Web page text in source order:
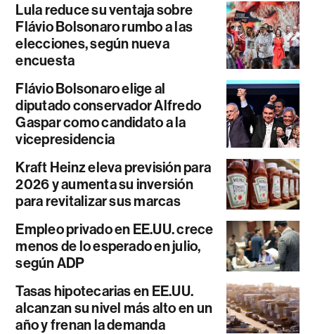
Lula reduce su ventaja sobre
Flávio Bolsonaro rumbo a las
elecciones, según nueva
encuesta
Flávio Bolsonaro elige al
diputado conservador Alfredo
Gaspar como candidato a la
vicepresidencia
Kraft Heinz eleva previsión para
2026 y aumenta su inversión
para revitalizar sus marcas
Empleo privado en EE.UU. crece
menos de lo esperado en julio,
según ADP
Tasas hipotecarias en EE.UU.
alcanzan su nivel más alto en un
año y frenan la demanda